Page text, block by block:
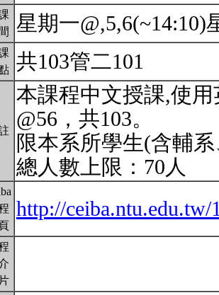
星期一@,5,6(~14:10)
共103管二101
本課程中文授課,使
@56，共103。
限本系所學生(含輔
總人數上限：70人
http://ceiba.ntu.edu.tw/